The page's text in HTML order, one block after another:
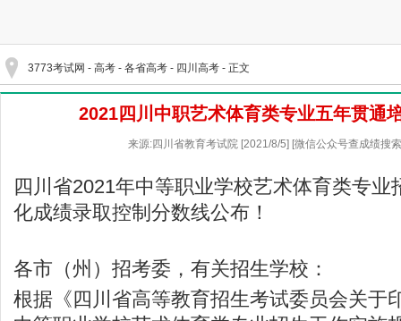
3773考试网 - 高考 - 各省高考 - 四川高考 - 正文
2021四川中职艺术体育类专业五年贯通
来源:四川省教育考试院 [2021/8/5] [微信公众号查成绩搜
四川省2021年中等职业学校艺术体育类专业
化成绩录取控制分数线公布！
各市（州）招考委，有关招生学校：
根据《四川省高等教育招生考试委员会关于